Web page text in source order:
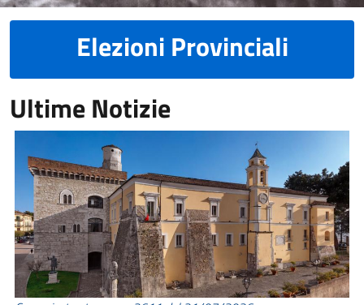
Elezioni Provinciali
Ultime Notizie